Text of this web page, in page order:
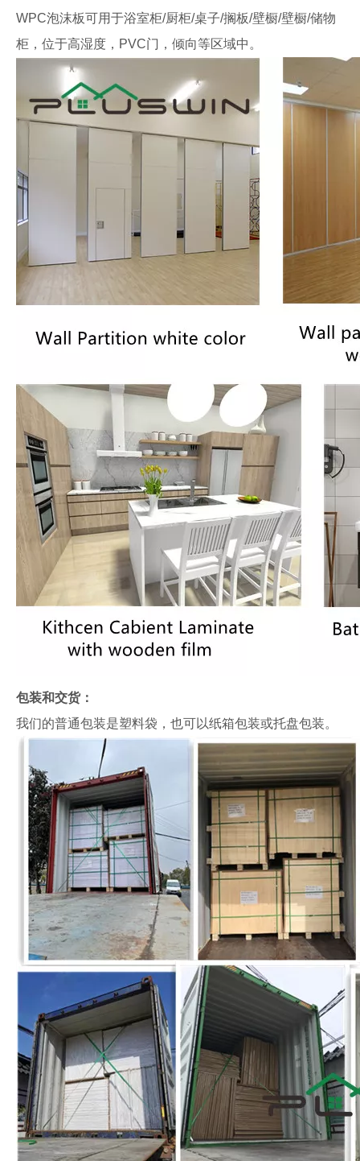
WPC泡沫板可用于浴室柜/厨柜/桌子/搁板/壁橱/壁橱/储物
柜，位于高湿度，PVC门，倾向等区域中。
包装和交货：
我们的普通包装是塑料袋，也可以纸箱包装或托盘包装。